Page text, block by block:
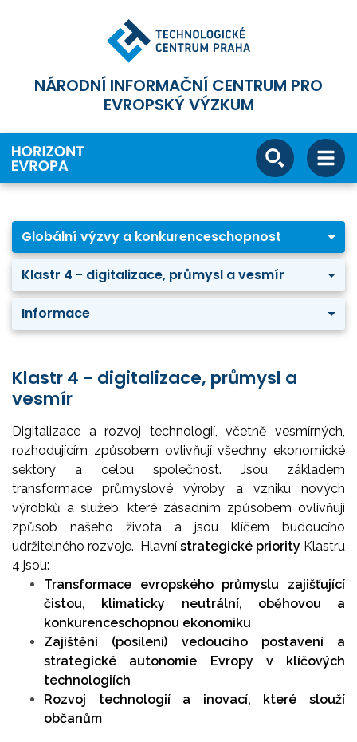
NÁRODNÍ INFORMAČNÍ CENTRUM PRO
EVROPSKÝ VÝZKUM
Globální výzvy a konkurenceschopnost
Klastr 4 - digitalizace, průmysl a vesmír
Informace
Klastr 4 - digitalizace, průmysl a
vesmír
Digitalizace a rozvoj technologií, včetně vesmírných,
rozhodujícím způsobem ovlivňují všechny ekonomické
sektory a celou společnost. Jsou základem
transformace průmyslové výroby a vzniku nových
výrobků a služeb, které zásadním způsobem ovlivňují
způsob našeho života a jsou klíčem budoucího
udržitelného rozvoje.
Hlavní strategické priority Klastru
4 jsou:
Transformace evropského průmyslu zajišťující
čistou, klimaticky neutrální, oběhovou a
konkurenceschopnou ekonomiku
Zajištění (posílení) vedoucího postavení a
strategické autonomie Evropy v klíčových
technologiích
Rozvoj technologií a inovací, které slouží
občanům